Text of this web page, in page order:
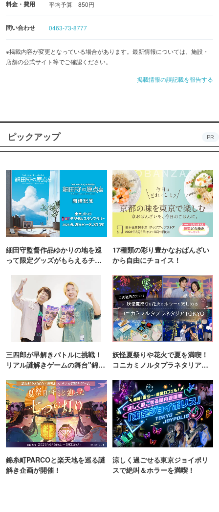
料金・費用 平均予算 850円
問い合わせ 0463-73-8777
※掲載内容が変更となっている場合があります。最新情報については、施設・
店舗の公式サイト等でご確認ください。
掲載情報の誤記載を報告する
ピックアップ PR
細田守監督作品ゆかりの地を巡
って限定グッズがもらえるチャ
17種類の彩り豊かなおばんざい
から自由にチョイス！
三四郎が早解きバトルに挑戦！
リアル謎解きゲームの舞台"錦糸
妖怪夏祭りや花火で夏を満喫！
コニカミノルタプラネタリア
錦糸町PARCOと楽天地を巡る謎
解き企画が開催！
涼しく過ごせる東京ジョイポリ
スで絶叫＆ホラーを満喫！